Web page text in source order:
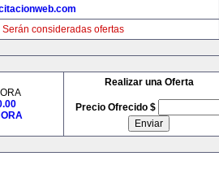
Serán consideradas ofertas
Realizar una Oferta
Precio Ofrecido $